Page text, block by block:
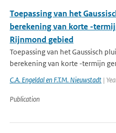
Toepassing van het
berekening van korte -
Rijnmond gebied
Toepassing van het Gaussisch
berekening van korte -termijn
C.A. Engeldal en F.T.M. Nieuwstadt |
Publication